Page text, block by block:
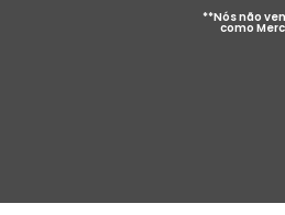
**Nós não
como